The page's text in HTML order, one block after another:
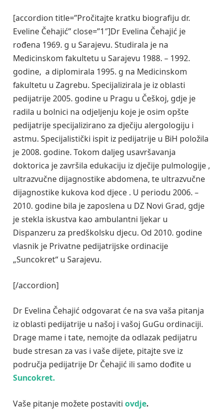
[accordion title=”Pročitajte kratku biografiju dr.
Eveline Čehajić” close=”1″]Dr Evelina Čehajić je
rođena 1969. g u Sarajevu. Studirala je na
Medicinskom fakultetu u Sarajevu 1988. – 1992.
godine, a diplomirala 1995. g na Medicinskom
fakultetu u Zagrebu. Specijalizirala je iz oblasti
pedijatrije 2005. godine u Pragu u Češkoj, gdje je
radila u bolnici na odjeljenju koje je osim opšte
pedijatrije specijalizirano za dječiju alergologiju i
astmu. Specijalistički ispit iz pedijatrije u BiH položila
je 2008. godine. Tokom daljeg usavršavanja
doktorica je završila edukaciju iz dječije pulmologije ,
ultrazvučne dijagnostike abdomena, te ultrazvučne
dijagnostike kukova kod djece . U periodu 2006. –
2010. godine bila je zaposlena u DZ Novi Grad, gdje
je stekla iskustva kao ambulantni ljekar u
Dispanzeru za predškolsku djecu. Od 2010. godine
vlasnik je Privatne pedijatrijske ordinacije
„Suncokret“ u Sarajevu.
[/accordion]
Dr Evelina Čehajić odgovarat će na sva vaša pitanja
iz oblasti pedijatrije u našoj i vašoj GuGu ordinaciji.
Drage mame i tate, nemojte da odlazak pedijatru
bude stresan za vas i vaše dijete, pitajte sve iz
područja pedijatrije Dr Čehajić ili samo dođite u
Suncokret.
Vaše pitanje možete postaviti ovdje.